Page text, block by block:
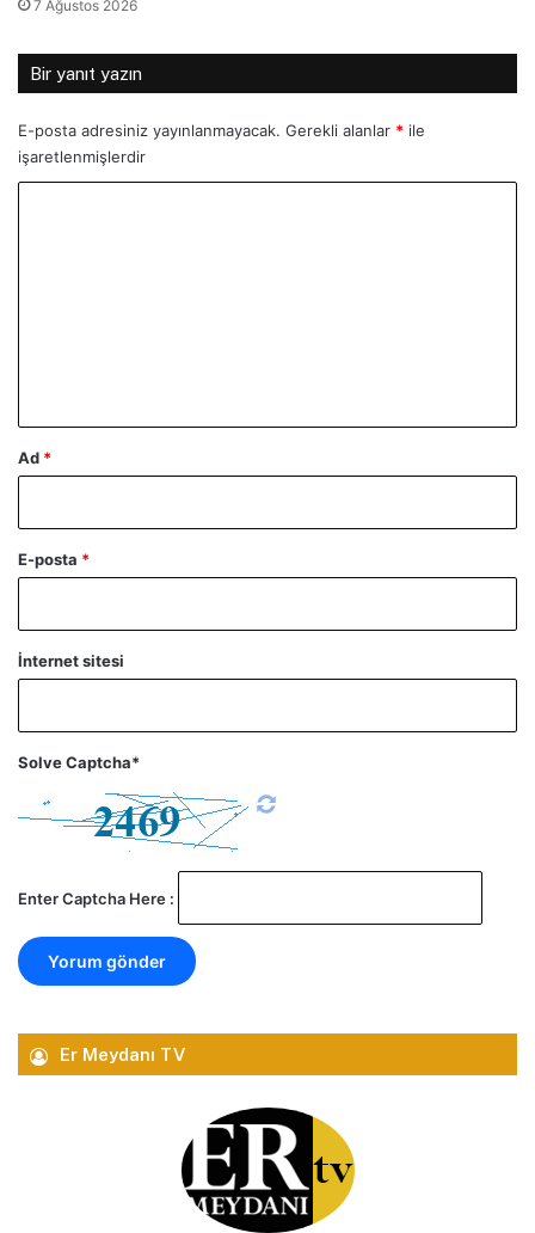
7 Ağustos 2026
Bir yanıt yazın
E-posta adresiniz yayınlanmayacak. Gerekli alanlar * ile
işaretlenmişlerdir
Ad *
E-posta *
İnternet sitesi
Solve Captcha*
Enter Captcha Here :
Er Meydanı TV